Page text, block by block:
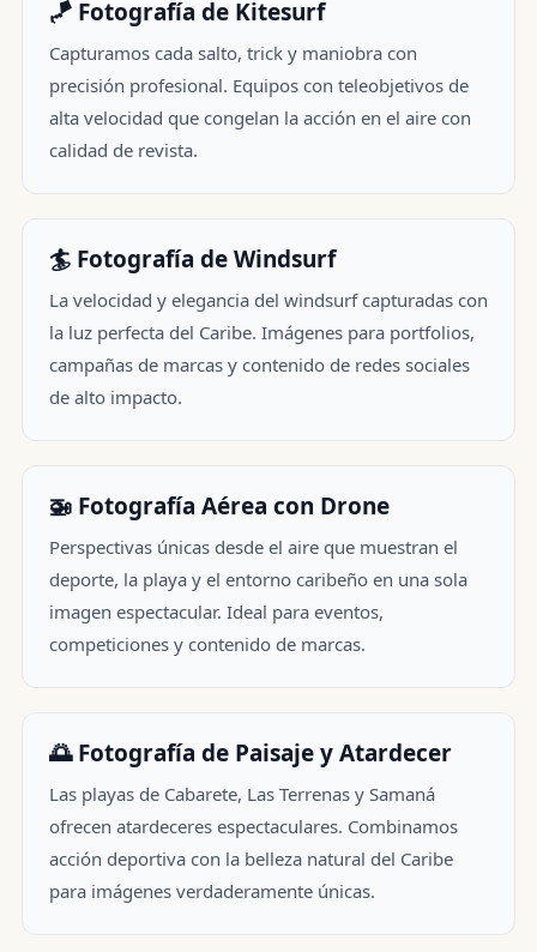
🪁 Fotografía de Kitesurf
Capturamos cada salto, trick y maniobra con
precisión profesional. Equipos con teleobjetivos de
alta velocidad que congelan la acción en el aire con
calidad de revista.
🏄 Fotografía de Windsurf
La velocidad y elegancia del windsurf capturadas con
la luz perfecta del Caribe. Imágenes para portfolios,
campañas de marcas y contenido de redes sociales
de alto impacto.
🚁 Fotografía Aérea con Drone
Perspectivas únicas desde el aire que muestran el
deporte, la playa y el entorno caribeño en una sola
imagen espectacular. Ideal para eventos,
competiciones y contenido de marcas.
🌅 Fotografía de Paisaje y Atardecer
Las playas de Cabarete, Las Terrenas y Samaná
ofrecen atardeceres espectaculares. Combinamos
acción deportiva con la belleza natural del Caribe
para imágenes verdaderamente únicas.